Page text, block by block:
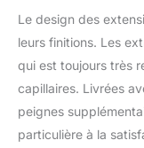
Le design des
leurs finitions. Les
qui est toujours très
capillaires. Livrées
peignes
particulière à la